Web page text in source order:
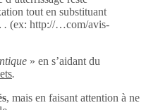
tout en substituant
. (ex: http://…com/avis-
» en s’aidant du
.
, mais en faisant attention à ne